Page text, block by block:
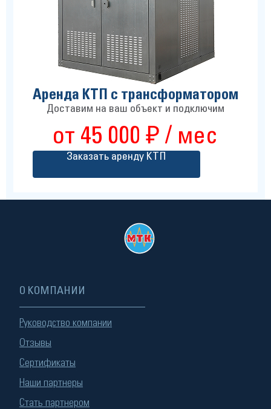
Аренда КТП с трансформатором
Доставим на ваш объект и подключим
от 45 000 ₽ / мес
Заказать аренду КТП
О КОМПАНИИ
Руководство компании
Отзывы
Сертификаты
Наши партнеры
Стать партнером